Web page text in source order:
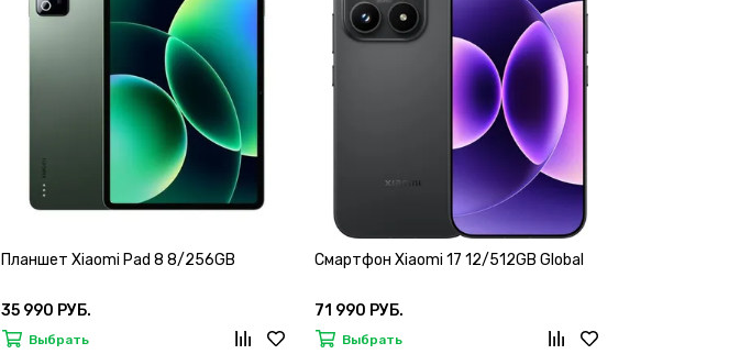
Планшет Xiaomi Pad 8 8/256GB
35 990 РУБ.
Выбрать
Смартфон Xiaomi 17 12/512GB Global
71 990 РУБ.
Выбрать